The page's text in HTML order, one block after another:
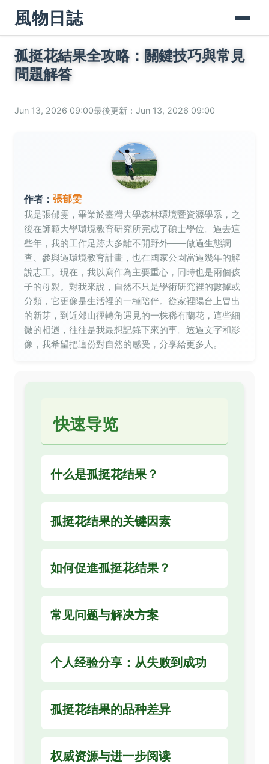
風物日誌
孤挺花結果全攻略：關鍵技巧與常見
問題解答
Jun 13, 2026 09:00最後更新：Jun 13, 2026 09:00
作者： 張郁雯
我是張郁雯，畢業於臺灣大學森林環境暨資源學系，之
後在師範大學環境教育研究所完成了碩士學位。過去這
些年，我的工作足跡大多離不開野外——做過生態調
查、參與過環境教育計畫，也在國家公園當過幾年的解
說志工。現在，我以寫作為主要重心，同時也是兩個孩
子的母親。對我來說，自然不只是學術研究裡的數據或
分類，它更像是生活裡的一種陪伴。從家裡陽台上冒出
的新芽，到近郊山徑轉角遇見的一株稀有蘭花，這些細
微的相遇，往往是我最想記錄下來的事。透過文字和影
像，我希望把這份對自然的感受，分享給更多人。
快速导览
什么是孤挺花结果？
孤挺花结果的关键因素
如何促進孤挺花结果？
常见问题与解决方案
个人经验分享：从失败到成功
孤挺花结果的品种差异
权威资源与进一步阅读